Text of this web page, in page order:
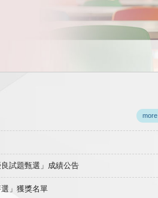
more
試題甄選」成績公告
」獲獎名單